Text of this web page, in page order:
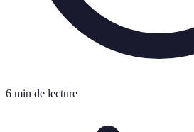
6 min de lecture